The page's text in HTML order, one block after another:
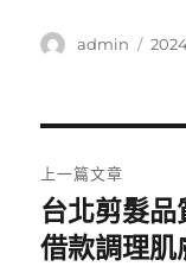
作
admin
發
章
導
上一篇文章
上
一
台北剪髮
借款調理肌